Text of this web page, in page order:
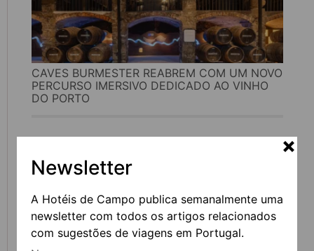
Newsletter
A Hotéis de Campo publica semanalmente uma
newsletter com todos os artigos relacionados
com sugestões de viagens em Portugal.
CAVES BURMESTER REABREM COM UM NOVO
PERCURSO IMERSIVO DEDICADO AO VINHO
DO PORTO